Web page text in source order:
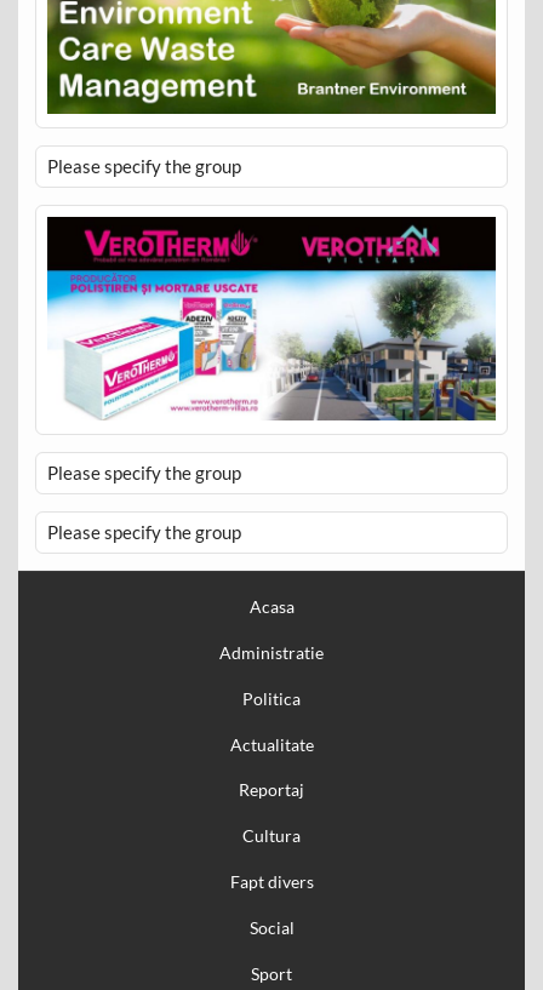
Please specify the group
Please specify the group
Please specify the group
Acasa
Administratie
Politica
Actualitate
Reportaj
Cultura
Fapt divers
Social
Sport